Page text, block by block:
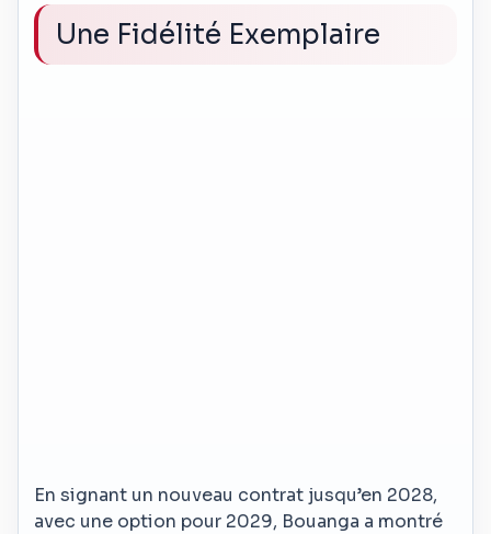
Une Fidélité Exemplaire
En signant un nouveau contrat jusqu’en 2028,
avec une option pour 2029, Bouanga a montré